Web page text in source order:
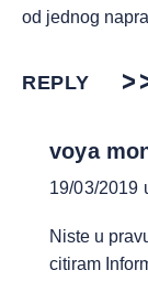
od jednog
REPLY
voya
19/03/2019
Niste u
citiram